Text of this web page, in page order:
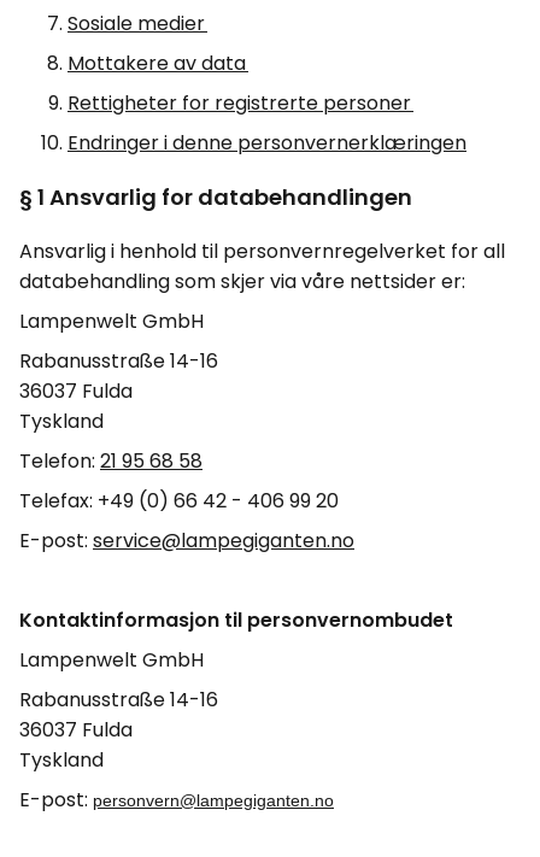
Sosiale medier
Mottakere av data
Rettigheter for registrerte personer
Endringer i denne personvernerklæringen
§ 1 Ansvarlig for databehandlingen
Ansvarlig i henhold til personvernregelverket for all
databehandling som skjer via våre nettsider er:
Lampenwelt GmbH
Rabanusstraße 14-16
36037 Fulda
Tyskland
Telefon: 21 95 68 58
Telefax: +49 (0) 66 42 - 406 99 20
E-post: service@lampegiganten.no
Kontaktinformasjon til personvernombudet
Lampenwelt GmbH
Rabanusstraße 14-16
36037 Fulda
Tyskland
E-post: personvern@lampegiganten.no